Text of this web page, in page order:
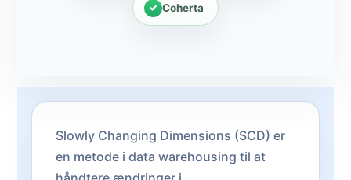
Coherta
Slowly Changing Dimensions (SCD) er
en metode i data warehousing til at